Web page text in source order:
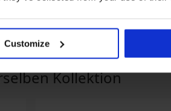
Customize
Kollektion